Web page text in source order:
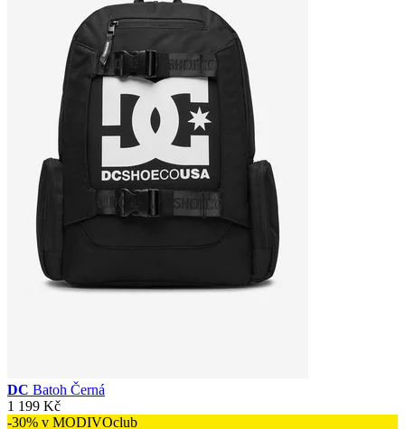
DC Batoh Černá
1 199 Kč
-30% v MODIVOclub